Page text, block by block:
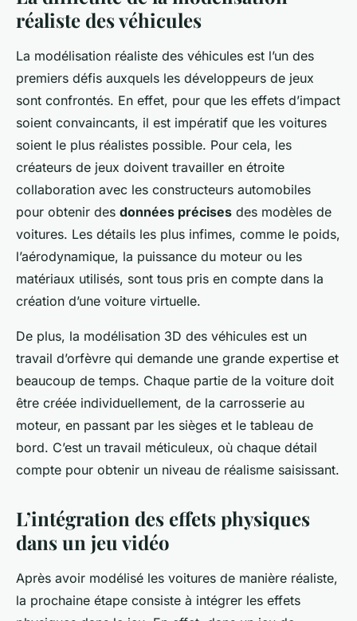
réaliste des véhicules
La modélisation réaliste des véhicules est l’un des
premiers défis auxquels les développeurs de jeux
sont confrontés. En effet, pour que les effets d’impact
soient convaincants, il est impératif que les voitures
soient le plus réalistes possible. Pour cela, les
créateurs de jeux doivent travailler en étroite
collaboration avec les constructeurs automobiles
pour obtenir des données précises des modèles de
voitures. Les détails les plus infimes, comme le poids,
l’aérodynamique, la puissance du moteur ou les
matériaux utilisés, sont tous pris en compte dans la
création d’une voiture virtuelle.
De plus, la modélisation 3D des véhicules est un
travail d’orfèvre qui demande une grande expertise et
beaucoup de temps. Chaque partie de la voiture doit
être créée individuellement, de la carrosserie au
moteur, en passant par les sièges et le tableau de
bord. C’est un travail méticuleux, où chaque détail
compte pour obtenir un niveau de réalisme saisissant.
L’intégration des effets physiques
dans un jeu vidéo
Après avoir modélisé les voitures de manière réaliste,
la prochaine étape consiste à intégrer les effets